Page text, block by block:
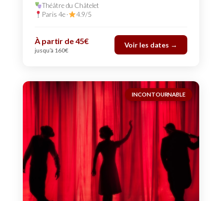
Théâtre du Châtelet
Paris 4e ·
4.9/5
À partir de 45€
jusqu’à 160€
Voir les dates →
INCONTOURNABLE